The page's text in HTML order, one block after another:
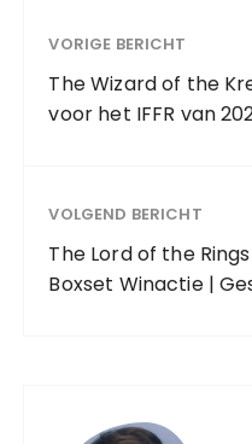
VORIGE BERICHT
The Wizard of the
voor het IFFR van
VOLGEND BERICHT
The Lord of the
Boxset Winactie |